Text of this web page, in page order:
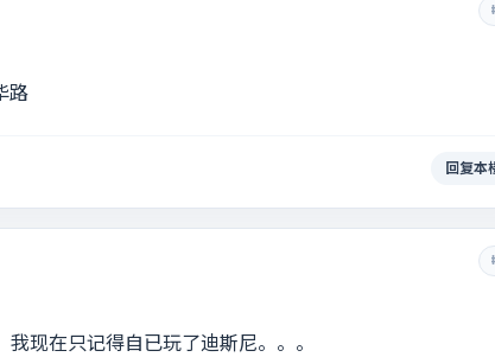
路
回复本
现在只记得自已玩了迪斯尼。。。